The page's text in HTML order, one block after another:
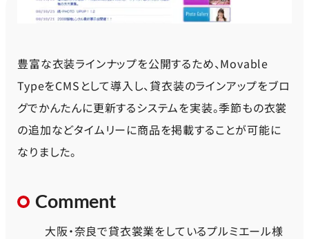
豊富な衣装ラインナップを公開するため、Movable
TypeをCMSとして導入し、貸衣装のラインアップをブロ
グでかんたんに更新するシステムを実装。季節もの衣裳
の追加などタイムリーに商品を掲載することが可能に
なりました。
Comment
大阪・奈良で貸衣裳業をしているプルミエール様